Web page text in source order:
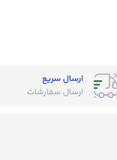
ارسال سریع
ارسال سفارشات